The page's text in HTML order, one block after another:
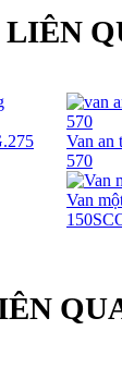
Van
570
Van